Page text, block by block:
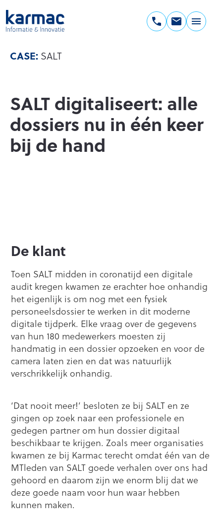
naar
de
Informatie
&CASE: SALT
SALT digitaliseert: alle
dossiers nu in één keer
bij de hand
De klant
Toen SALT midden in coronatijd een digitale
audit kregen kwamen ze erachter hoe onhandig
het eigenlijk is om nog met een fysiek
personeelsdossier te werken in dit moderne
digitale tijdperk. Elke vraag over de gegevens
van hun 180 medewerkers moesten zij
handmatig in een dossier opzoeken en voor de
camera laten zien en dat was natuurlijk
verschrikkelijk onhandig.
‘Dat nooit meer!’ besloten ze bij SALT en ze
gingen op zoek naar een professionele en
gedegen partner om hun dossier digitaal
beschikbaar te krijgen. Zoals meer organisaties
kwamen ze bij Karmac terecht omdat één van de
MTleden van SALT goede verhalen over ons had
gehoord en daarom zijn we enorm blij dat we
deze goede naam voor hun waar hebben
kunnen maken.